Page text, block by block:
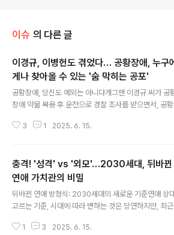
이슈 의 다른 글
이경규, 이병헌도 겪었다… 공황장애, 누구
게나 찾아올 수 있는 '숨 막히는 공포'
공황장애, 당신도 예외는 아니다개그맨 이경규 씨가 공
장애 약물 복용 후 운전으로 경찰 조사를 받으면서, 공황
러 방송에서 공황장애 진단을 받았다고 고백한 바 있으며,
지면서 공황장애가 더 이상 남의 일이 아님을 깨닫게 됩니
다. 연예인 병? NO! 증가하는 환자 수공황장애는 더 이상
'연예인 병'으로 치부할 수 없는 심각한 질환입니다. 보
료 빅데이터 개방시스템에 따르면, 2023년 공황장애 진
환자는 약 24만 7천 명으로, 2019년 대비 35% 이상 증
가했습니다. 여성 환자가 남성보다 많으며, 40대가 가장
3 1 2025. 6. 15.
충격! '성격' vs '외모'…2030세대, 뒤바뀐
연애 가치관의 비밀
뒤바뀐 연애 방정식: 2030세대의 새로운 기준연애 상
고르는 기준, 시대에 따라 변하는 것은 당연하지만, 최근
이상형이 뒤바뀐 듯한 결과가 나타났기 때문입니다. 소셜
1 3 2025. 6. 15.